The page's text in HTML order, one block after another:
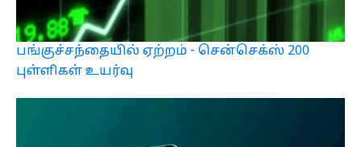
பங்குச்சந்தையில் ஏற்றம் - சென்செக்ஸ் 200
புள்ளிகள் உயர்வு